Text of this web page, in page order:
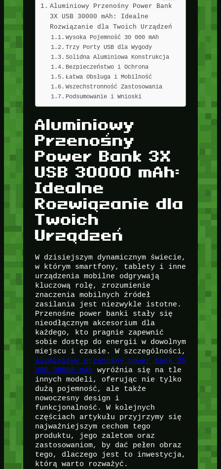
Aluminiowy Przenośny Power Bank
3X USB 30000 mAh: Idealne
Rozwiązanie dla Twoich Urządzeń
Wysoka Pojemność 30 000 mAh
Trzy Porty USB dla Wygody
Solidna Aluminiowa Konstrukcja
Bezpieczeństwo i Ochrona
Łatwa Obsługa i Mobilność
Wszechstronność Zastosowania
Podsumowanie i Wnioski
Aluminiowy
Przenośny
Power Bank 3X
USB 30000 mAh:
Idealne
Rozwiązanie dla
Twoich
Urządzeń
W dzisiejszym dynamicznym świecie,
w którym smartfony, tablety i inne
urządzenia mobilne odgrywają
kluczową rolę, zrozumienie
znaczenia mobilnych źródeł
zasilania jest niezwykle istotne.
Przenośne power banki stały się
nieodłącznym akcesorium dla
każdego, kto pragnie zapewnić
sobie dostęp do energii w dowolnym
miejscu i czasie. W szczególności,
aluminiowy przenośny power bank 3X
USB 30000 mAh wyróżnia się na tle
innych modeli, oferując nie tylko
dużą pojemność, ale także
nowoczesny design i
funkcjonalność. W kolejnych
częściach artykułu przyjrzymy się
najważniejszym cechom tego
produktu, jego zaletom oraz
zastosowaniom, by dać pełen obraz
tego, dlaczego jest to inwestycja,
którą warto rozważyć.